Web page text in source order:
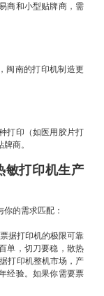
商和小型贴牌商，需
闽南的打印机制造更
打印（如医用胶片打
商。
敏打印机生产
的需求匹配：
据打印机的极限可靠
单，切刀要稳，散热
打印机整机市场，产
经验。如果你需要票